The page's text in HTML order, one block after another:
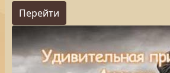
Перейти